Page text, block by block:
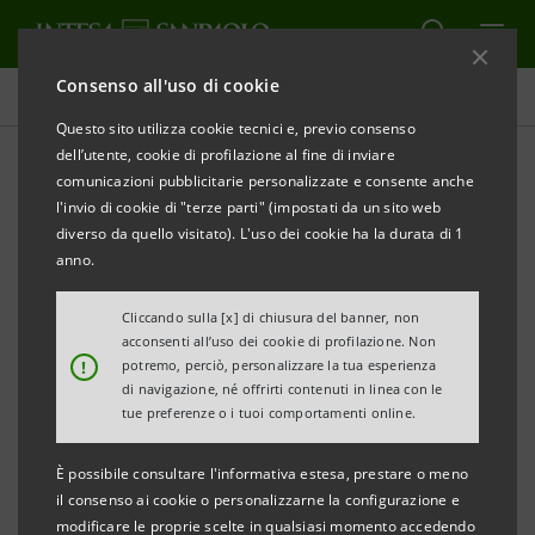
Consenso all'uso di cookie
Questo sito utilizza cookie tecnici e, previo consenso
dell’utente, cookie di profilazione al fine di inviare
comunicazioni pubblicitarie personalizzate e consente anche
l'invio di cookie di "terze parti" (impostati da un sito web
diverso da quello visitato). L'uso dei cookie ha la durata di 1
anno.
!
Cliccando sulla [x] di chiusura del banner, non
acconsenti all’uso dei cookie di profilazione. Non
potremo, perciò, personalizzare la tua esperienza
di navigazione, né offrirti contenuti in linea con le
tue preferenze o i tuoi comportamenti online.
È possibile consultare l'informativa estesa, prestare o meno
il consenso ai cookie o personalizzarne la configurazione e
modificare le proprie scelte in qualsiasi momento accedendo
Comunicati stampa
STAMPA AGGIORNA
COMUNICATO STAMPA
INTESA SANPAOLO: MONITOR DEI POLI
TECNOLOGICI DEL LAZIO
Realizzato dalla Direzione Studi e Ricerche
di Intesa Sanpaolo